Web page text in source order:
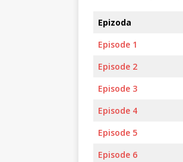
Epizoda
Episode 1
Episode 2
Episode 3
Episode 4
Episode 5
Episode 6